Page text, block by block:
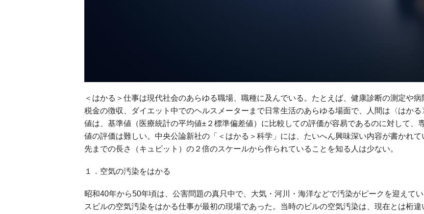
＜はかる＞仕事は現代社会のあらゆる職場、職種に及んでいる。たとえば、健康診断の測定や
税金の徴収、ダイエット中でのヘルスメーターまで日常生活のあらゆる場面で、人間は〈はか
値は、基準値（医療統計の平均値±２標準偏差値）に比較しての評価が容易であるのに対して、
値の評価は難しい。中央公論新社の「＜はかる＞科学」には、たいへん興味深い内容が書かれ
先までの長さ（キュビット）の２倍のスケールから作られていることを知る人は少ない。
１．空気の汚染をはかる
昭和40年から50年頃は、公害問題の真只中で、大気・河川・海洋などで汚染がピークを迎えて
スビルの空気汚染をはかる仕事が最初の現場であった。当時のビルの空気汚染は、現在とは桁